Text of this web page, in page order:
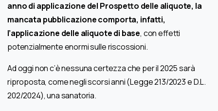
anno di applicazione del Prospetto delle aliquote, la
mancata pubblicazione comporta, infatti,
l’applicazione delle aliquote di base, con effetti
potenzialmente enormi sulle riscossioni.
Ad oggi non c’è nessuna certezza che per il 2025 sarà
riproposta, come negli scorsi anni (Legge 213/2023 e D.L.
202/2024), una sanatoria.